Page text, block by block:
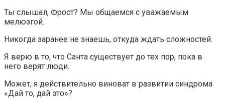
Ты слышал, Фрост? Мы общаемся с уважаемым
мелюзгой.
Никогда заранее не знаешь, откуда ждать сложностей.
Я верю в то, что Санта существует до тех пор, пока в
него верят люди.
Может, я действительно виноват в развитии синдрома
«Дай то, дай это»?